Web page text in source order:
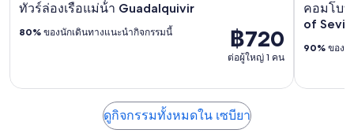
ทัวร์ล่องเรือแม่น้ํา Guadalquivir
฿720
ต่อผู้ใหญ่ 1 คน
80% ของนักเดินทางแนะนำกิจกรรมนี้
คอมโบทั
of
90% ของนั
ดูกิจกรรมทั้งหมดใน เซบียา